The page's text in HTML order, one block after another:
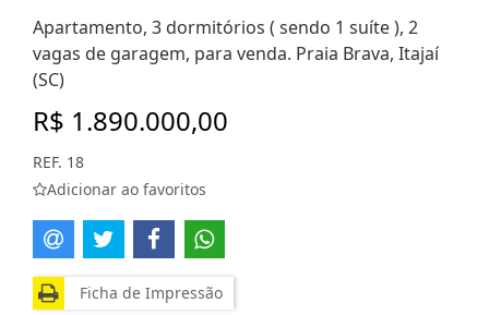
Apartamento, 3 dormitórios ( sendo 1 suíte ), 2
vagas de garagem, para venda. Praia Brava, Itajaí
(SC)
R$ 1.890.000,00
REF. 18
Adicionar ao favoritos
Ficha de Impressão